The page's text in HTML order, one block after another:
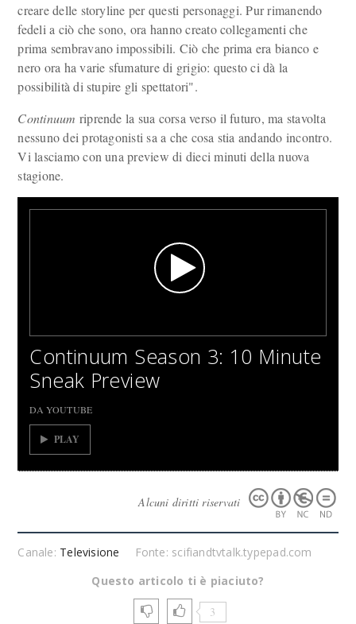
creare delle storyline per questi personaggi. Pur rimanendo
fedeli a ciò che sono, ora hanno creato collegamenti che
prima sembravano impossibili. Ciò che prima era bianco e
nero ora ha varie sfumature di grigio: questo ci dà la
possibilità di stupire gli spettatori".
Continuum riprende la sua corsa verso il futuro, ma stavolta
nessuno dei protagonisti sa a che cosa stia andando incontro.
Vi lasciamo con una preview di dieci minuti della nuova
stagione.
Continuum Season 3: 10 Minute
Sneak Preview
DA YOUTUBE
PLAY
Alcuni diritti riservati
Canale: Televisione
Fonte: scifiandtvtalk.typepad.com
Questo articolo ti è piaciuto?
3